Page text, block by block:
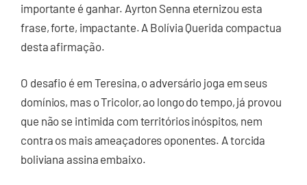
importante é ganhar. Ayrton Senna eternizou esta
frase, forte, impactante. A Bolívia Querida compactua
desta afirmação.
O desafio é em Teresina, o adversário joga em seus
domínios, mas o Tricolor, ao longo do tempo, já provou
que não se intimida com territórios inóspitos, nem
contra os mais ameaçadores oponentes. A torcida
boliviana assina embaixo.